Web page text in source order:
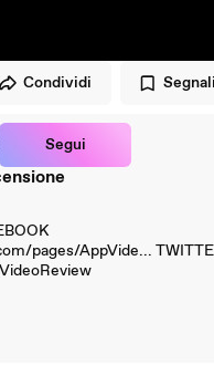
Condividi
Segui
pages/AppVide...